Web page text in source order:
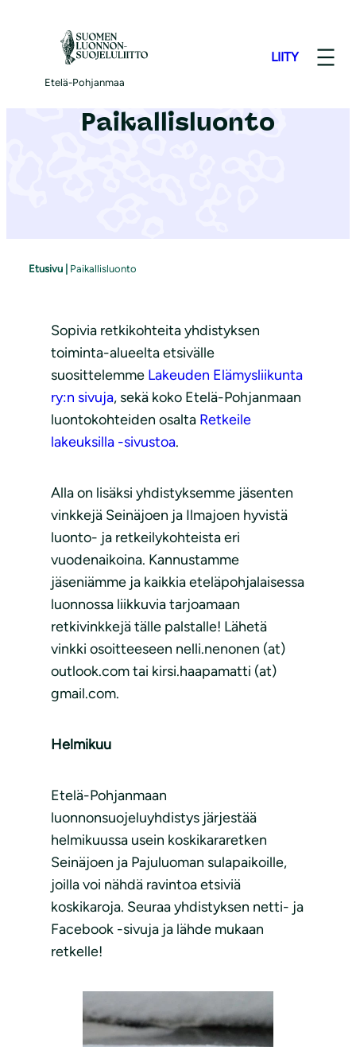
Etelä-Pohjanmaa
LIITY
Paikallisluonto
Etusivu Paikallisluonto
Sopivia retkikohteita yhdistyksen
toiminta-alueelta etsivälle
suosittelemme Lakeuden Elämysliikunta
ry:n sivuja, sekä koko Etelä-Pohjanmaan
luontokohteiden osalta Retkeile
lakeuksilla -sivustoa.
Alla on lisäksi yhdistyksemme jäsenten
vinkkejä Seinäjoen ja Ilmajoen hyvistä
luonto- ja retkeilykohteista eri
vuodenaikoina. Kannustamme
jäseniämme ja kaikkia eteläpohjalaisessa
luonnossa liikkuvia tarjoamaan
retkivinkkejä tälle palstalle! Lähetä
vinkki osoitteeseen nelli.nenonen (at)
outlook.com tai kirsi.haapamatti (at)
gmail.com.
Helmikuu
Etelä-Pohjanmaan
luonnonsuojeluyhdistys järjestää
helmikuussa usein koskikararetken
Seinäjoen ja Pajuluoman sulapaikoille,
joilla voi nähdä ravintoa etsiviä
koskikaroja. Seuraa yhdistyksen netti- ja
Facebook -sivuja ja lähde mukaan
retkelle!